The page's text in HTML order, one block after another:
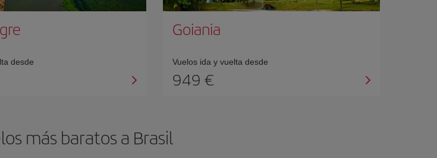
desde
Goiania
Vuelos ida y vuelta desde
949 €
más baratos a Brasil